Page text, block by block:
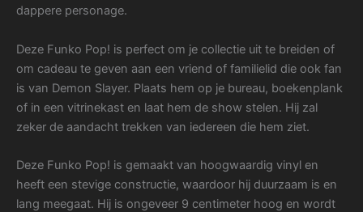
dappere personage.
Deze Funko Pop! is perfect om je collectie uit te breiden of
om cadeau te geven aan een vriend of familielid die ook fan
is van Demon Slayer. Plaats hem op je bureau, boekenplank
of in een vitrinekast en laat hem de show stelen. Hij zal
zeker de aandacht trekken van iedereen die hem ziet.
Deze Funko Pop! is gemaakt van hoogwaardig vinyl en
heeft een stevige constructie, waardoor hij duurzaam is en
lang meegaat. Hij is ongeveer 9 centimeter hoog en wordt